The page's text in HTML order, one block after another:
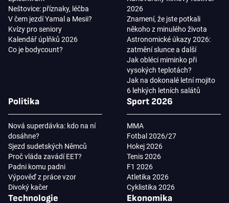
Neštovice: příznaky, léčba
V čem jezdí Yamal a Mesii?
Kvízy pro seniory
Kalendář úplňků 2026
Co je bodycount?
2026
Znamení, že jste potkali
někoho z minulého života
Astronomické úkazy 2026:
zatmění slunce a další
Jak obléci miminko při
vysokých teplotách?
Jak na dokonalé letní mojito
6 lehkých letních salátů
Politika
Nová superdávka: kdo na ní
dosáhne?
Sjezd sudetských Němců
Proč vláda zavádí EET?
Padni komu padni
Výpověď z práce vzor
Divoký kačer
Sport 2026
MMA
Fotbal 2026/27
Hokej 2026
Tenis 2026
F1 2026
Atletika 2026
Cyklistika 2026
Technologie Ekonomika